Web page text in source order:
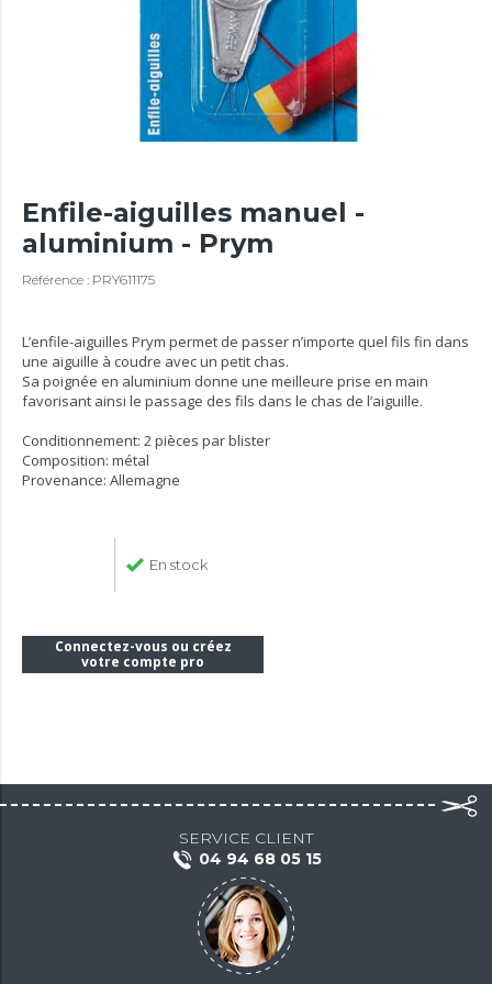
Enfile-aiguilles manuel -
aluminium - Prym
Référence : PRY611175
L’enfile-aiguilles Prym permet de passer n’importe quel fils fin dans
une aiguille à coudre avec un petit chas.
Sa poignée en aluminium donne une meilleure prise en main
favorisant ainsi le passage des fils dans le chas de l’aiguille.
Conditionnement: 2 pièces par blister
Composition: métal
Provenance: Allemagne
En stock
Connectez-vous ou créez
votre compte pro
SERVICE CLIENT
04 94 68 05 15